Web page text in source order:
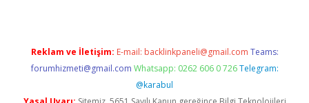
Reklam ve İletişim: E-mail: backlinkpaneli@gmail.com Teams:
forumhizmeti@gmail.com Whatsapp: 0262 606 0 726 Telegram:
@karabul